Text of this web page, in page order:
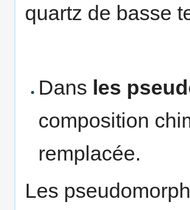
quartz de basse
Dans les
composition
remplacée.
Les